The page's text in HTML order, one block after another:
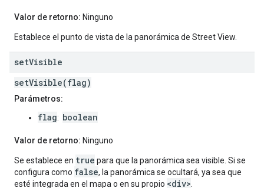
Valor de retorno: Ninguno
Establece el punto de vista de la panorámica de Street View.
setVisible
setVisible(flag)
Parámetros:
flag: boolean
Valor de retorno: Ninguno
Se establece en true para que la panorámica sea visible. Si se
configura como false, la panorámica se ocultará, ya sea que
esté integrada en el mapa o en su propio <div>